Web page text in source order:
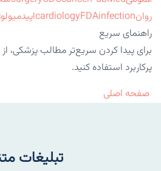
روان
cardiologyFDAinfection
راهنمای سریع
برای پیدا کردن سریع‌تر مطالب
پرکاربرد استفاده کنید.
صفحه اصلی
تبلیغات